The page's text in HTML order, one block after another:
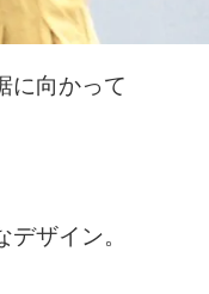
に向かって
ザイン。